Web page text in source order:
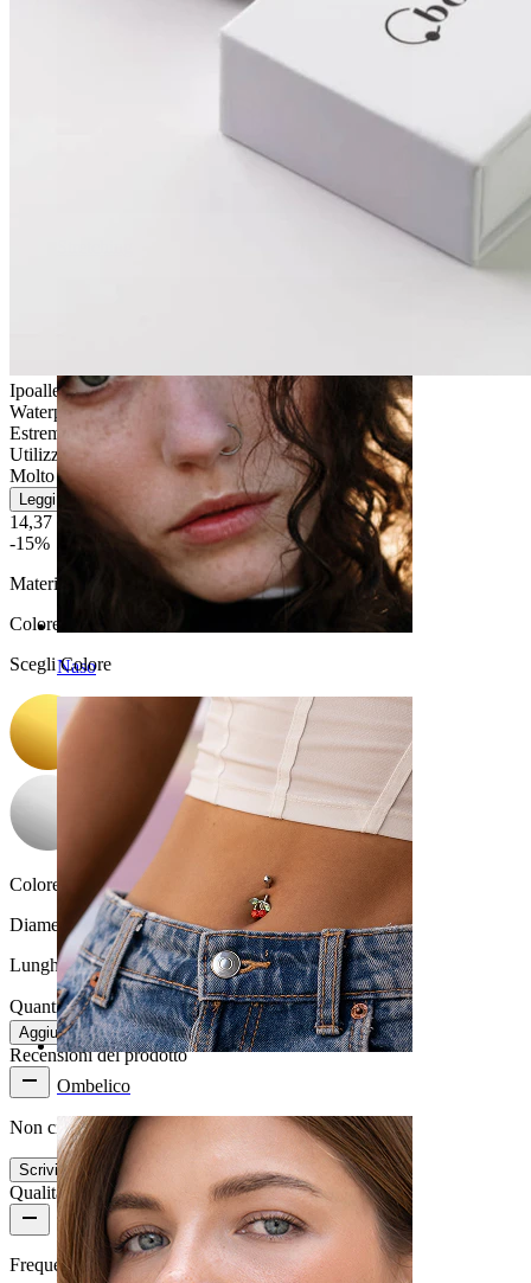
Naso
Ombelico
Ipoallergenico
Waterproof
Estremamente durevole
Utilizzo quotidiano
Molto facile
Leggi di più
14,37 €
16,90 €
-15%
Materiale:
Colore
Scegli Colore
Colore della pietra:
Diametro del filo:1 mm
Lunghezza:6 mm
Quantità: 1 Modifica
Aggiungi al carrello
Recensioni del prodotto
Non ci sono ancora recensioni per questo prodotto
Scrivi una recensione
Qualità del prodotto
Frequenza di utilizzo